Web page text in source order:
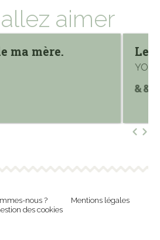
aimer
ma mère. Le
nous ?
Mentions légales
des cookies